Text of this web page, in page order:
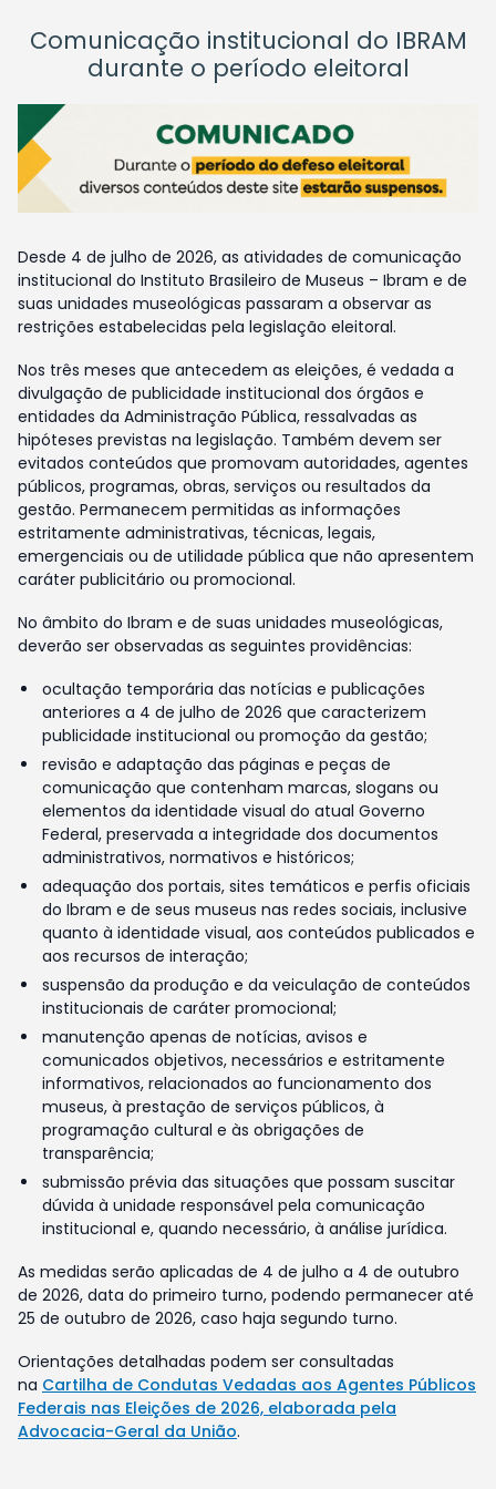
Comunicação institucional do IBRAM
durante o período eleitoral
Desde 4 de julho de 2026, as atividades de comunicação
institucional do Instituto Brasileiro de Museus – Ibram e de
suas unidades museológicas passaram a observar as
restrições estabelecidas pela legislação eleitoral.
Nos três meses que antecedem as eleições, é vedada a
divulgação de publicidade institucional dos órgãos e
entidades da Administração Pública, ressalvadas as
hipóteses previstas na legislação. Também devem ser
evitados conteúdos que promovam autoridades, agentes
públicos, programas, obras, serviços ou resultados da
gestão. Permanecem permitidas as informações
estritamente administrativas, técnicas, legais,
emergenciais ou de utilidade pública que não apresentem
caráter publicitário ou promocional.
No âmbito do Ibram e de suas unidades museológicas,
deverão ser observadas as seguintes providências:
ocultação temporária das notícias e publicações
anteriores a 4 de julho de 2026 que caracterizem
publicidade institucional ou promoção da gestão;
revisão e adaptação das páginas e peças de
comunicação que contenham marcas, slogans ou
elementos da identidade visual do atual Governo
Federal, preservada a integridade dos documentos
administrativos, normativos e históricos;
adequação dos portais, sites temáticos e perfis oficiais
do Ibram e de seus museus nas redes sociais, inclusive
quanto à identidade visual, aos conteúdos publicados e
aos recursos de interação;
suspensão da produção e da veiculação de conteúdos
institucionais de caráter promocional;
manutenção apenas de notícias, avisos e
comunicados objetivos, necessários e estritamente
informativos, relacionados ao funcionamento dos
museus, à prestação de serviços públicos, à
programação cultural e às obrigações de
transparência;
submissão prévia das situações que possam suscitar
dúvida à unidade responsável pela comunicação
institucional e, quando necessário, à análise jurídica.
As medidas serão aplicadas de 4 de julho a 4 de outubro
de 2026, data do primeiro turno, podendo permanecer até
25 de outubro de 2026, caso haja segundo turno.
Orientações detalhadas podem ser consultadas
na Cartilha de Condutas Vedadas aos Agentes Públicos
Federais nas Eleições de 2026, elaborada pela
Advocacia-Geral da União.